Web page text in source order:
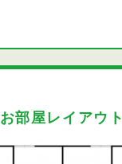
お部屋レイアウト